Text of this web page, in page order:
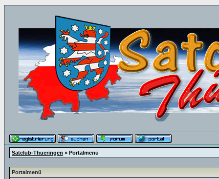
Satclub-Thueringen » Portalmenü
Portalmenü